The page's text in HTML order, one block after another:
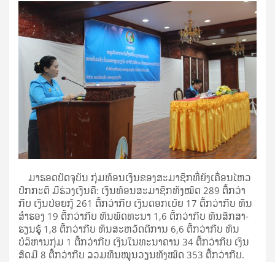
ມາຮອດປັດຈຸບັນ ກຸ່ມທ້ອນເງິນຂອງສະມາຊິກທີ່ຍັງເຄື່ອນໄຫວ
ປົກກະຕິ ມີຮ່ວງເງິນຄື: ເງິນທ້ອນສະມາຊິກທັງໝົດ 289 ຕື້ກວ່າ
ກີບ ເງິນປ່ອຍກູ້ 261 ຕື້ກວ່າກີບ ເງິນດອກເບ້ຍ 17 ຕື້ກວ່າກີບ ທຶນ
ສຳຮອງ 19 ຕື້ກວ່າກີບ ທຶນພັດທະນາ 1,6 ຕື້ກວ່າກີບ ທຶນສຶກສາ-
ຮຽນຮູ້ 1,8 ຕື້ກວ່າກີບ ທຶນສະຫວັດດີການ 6,6 ຕື້ກວ່າກີບ ທຶນ
ບໍລິຫານກຸ່ມ 1 ຕື້ກວ່າກີບ ເງິນໃນທະນາຄານ 34 ຕື້ກວ່າກີບ ເງິນ
ສົດມີ 8 ຕື້ກວ່າກີບ ລວມທຶນໝູນວຽນທັງໝົດ 353 ຕື້ກວ່າກີບ.